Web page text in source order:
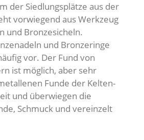
der Siedlungsplätze aus der
vorwiegend aus Werkzeug
und Bronzesicheln.
und Bronzeringe
vor. Der Fund von
ist möglich, aber sehr
Funde der Kelten-
und überwiegen die
Schmuck und vereinzelt